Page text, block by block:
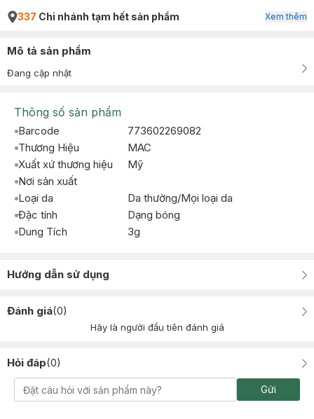
337 Chi nhánh tạm hết sản phẩm Xem thêm
Mô tả sản phẩm
Đang cập nhật
Thông số sản phẩm
Barcode
773602269082
Thương Hiệu
MAC
Xuất xứ thương hiệu
Mỹ
Nơi sản xuất
Loại da
Da thường/Mọi loại da
Đặc tính
Dạng bóng
Dung Tích
3g
Hướng dẫn sử dụng
Đánh giá(0)
Hãy là người đầu tiên đánh giá
Hỏi đáp(0)
Gửi